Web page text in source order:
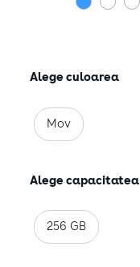
Alege culoarea
Mov
Alege capacitatea
256 GB